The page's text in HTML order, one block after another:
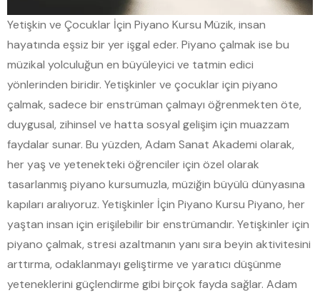
Yetişkin ve Çocuklar İçin Piyano Kursu Müzik, insan
hayatında eşsiz bir yer işgal eder. Piyano çalmak ise bu
müzikal yolculuğun en büyüleyici ve tatmin edici
yönlerinden biridir. Yetişkinler ve çocuklar için piyano
çalmak, sadece bir enstrüman çalmayı öğrenmekten öte,
duygusal, zihinsel ve hatta sosyal gelişim için muazzam
faydalar sunar. Bu yüzden, Adam Sanat Akademi olarak,
her yaş ve yetenekteki öğrenciler için özel olarak
tasarlanmış piyano kursumuzla, müziğin büyülü dünyasına
kapıları aralıyoruz. Yetişkinler İçin Piyano Kursu Piyano, her
yaştan insan için erişilebilir bir enstrümandır. Yetişkinler için
piyano çalmak, stresi azaltmanın yanı sıra beyin aktivitesini
arttırma, odaklanmayı geliştirme ve yaratıcı düşünme
yeteneklerini güçlendirme gibi birçok fayda sağlar. Adam